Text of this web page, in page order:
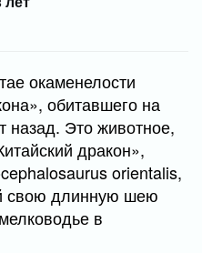
окаменелости
обитавшего на
назад. Это животное,
дракон»,
orientalis,
свою длинную шею
в